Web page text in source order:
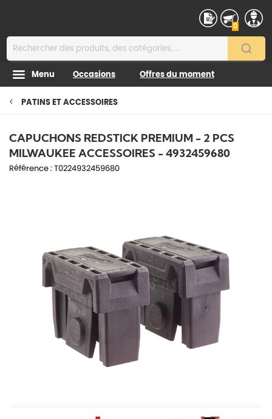
0
Menu Occasions Offres du moment
PATINS ET ACCESSOIRES
CAPUCHONS REDSTICK PREMIUM - 2 PCS
MILWAUKEE ACCESSOIRES - 4932459680
Référence : T0224932459680